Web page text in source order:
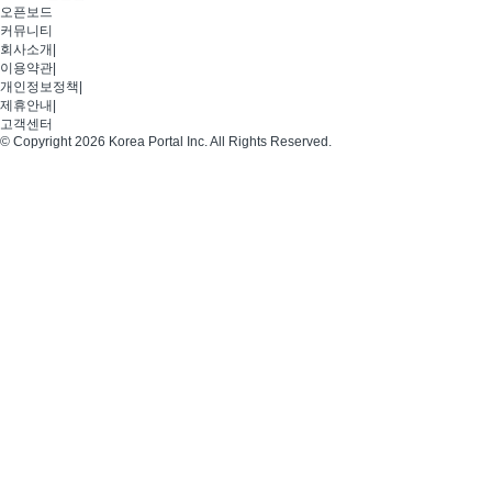
오픈보드
커뮤니티
회사소개
이용약관
개인정보정책
제휴안내
고객센터
© Copyright 2026 Korea Portal Inc. All Rights Reserved.